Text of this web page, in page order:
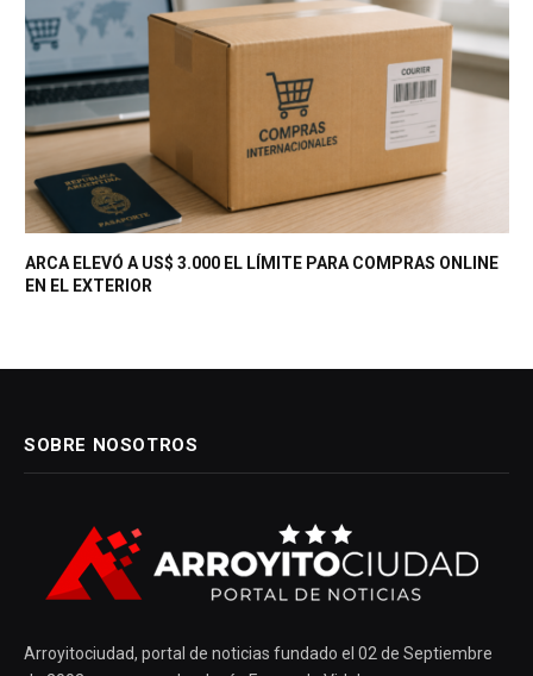
ARCA ELEVÓ A US$ 3.000 EL LÍMITE PARA COMPRAS ONLINE
EN EL EXTERIOR
SOBRE NOSOTROS
Arroyitociudad, portal de noticias fundado el 02 de Septiembre